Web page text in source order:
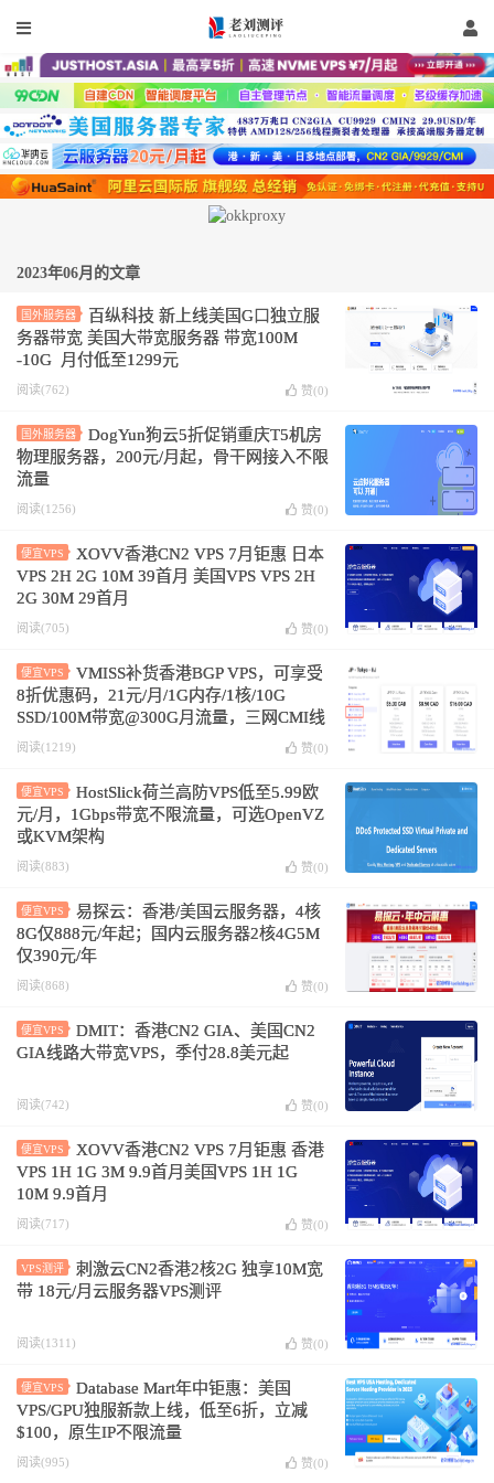
2023年06月的文章
国外服务器
百纵科技 新上线美国G口独立服
务器带宽 美国大带宽服务器 带宽100M
-10G 月付低至1299元
阅读(762) 赞(0)
国外服务器
DogYun狗云5折促销重庆T5机房
物理服务器，200元/月起，骨干网接入不限
流量
阅读(1256) 赞(0)
便宜VPS
XOVV香港CN2 VPS 7月钜惠 日本
VPS 2H 2G 10M 39首月 美国VPS VPS 2H
2G 30M 29首月
阅读(705) 赞(0)
便宜VPS
VMISS补货香港BGP VPS，可享受
8折优惠码，21元/月/1G内存/1核/10G
SSD/100M带宽@300G月流量，三网CMI线
路
阅读(1219) 赞(0)
便宜VPS
HostSlick荷兰高防VPS低至5.99欧
元/月，1Gbps带宽不限流量，可选OpenVZ
或KVM架构
阅读(883) 赞(0)
便宜VPS
易探云：香港/美国云服务器，4核
8G仅888元/年起；国内云服务器2核4G5M
仅390元/年
阅读(868) 赞(0)
便宜VPS
DMIT：香港CN2 GIA、美国CN2
GIA线路大带宽VPS，季付28.8美元起
阅读(742) 赞(0)
便宜VPS
XOVV香港CN2 VPS 7月钜惠 香港
VPS 1H 1G 3M 9.9首月美国VPS 1H 1G
10M 9.9首月
阅读(717) 赞(0)
VPS测评
刺激云CN2香港2核2G 独享10M宽
带 18元/月云服务器VPS测评
阅读(1311) 赞(0)
便宜VPS
Database Mart年中钜惠：美国
VPS/GPU独服新款上线，低至6折，立减
$100，原生IP不限流量
阅读(995) 赞(0)